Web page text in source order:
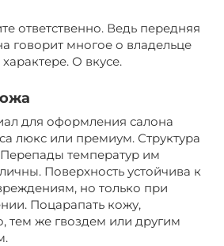
ответственно. Ведь передняя
говорит многое о владельце
О вкусе.
для оформления салона
люкс или премиум. Структура
температур им
Поверхность устойчива к
но только при
Поцарапать кожу,
тем же гвоздем или другим